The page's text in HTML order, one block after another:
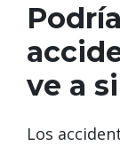
ve a
Los